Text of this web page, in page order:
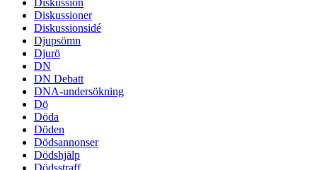
Diskussioner
Diskussionsidé
Djupsömn
Djurö
DN
DN Debatt
DNA-undersökning
Dö
Döda
Döden
Dödsannonser
Dödshjälp
Dödsstraff